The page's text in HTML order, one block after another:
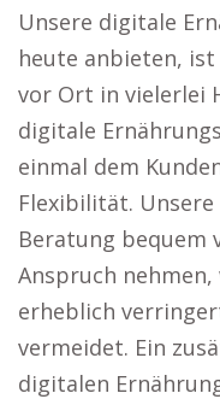
Unsere digitale
heute anbieten,
vor Ort in vielerlei
digitale
einmal dem
Flexibilität.
Beratung bequem
Anspruch
erheblich
vermeidet. Ein
digitalen